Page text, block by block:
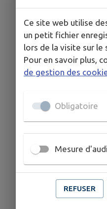
Ce site web utilise
un petit fichier
lors de la visite sur le
Pour en savoir plus,
de gestion des
Obligatoire
Mesure
REFUSER